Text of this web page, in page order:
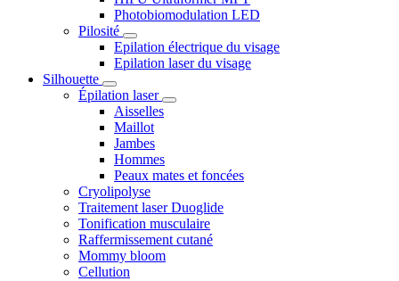
Photobiomodulation LED
Pilosité
Epilation électrique du visage
Epilation laser du visage
Silhouette
Épilation laser
Aisselles
Maillot
Jambes
Hommes
Peaux mates et foncées
Cryolipolyse
Traitement laser Duoglide
Tonification musculaire
Raffermissement cutané
Mommy bloom
Cellution